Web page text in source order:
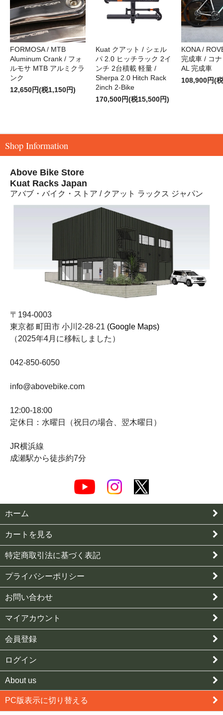
FORMOSA / MTB
Aluminum Crank / フォ
ルモサ MTB アルミクラ
ンク
12,650円(税1,150円)
Kuat クアット / シェル
パ 2.0 ヒッチラック 2イ
ンチ 2台積載 軽量 /
Sherpa 2.0 Hitch Rack
2inch 2-Bike
170,500円(税15,500円)
KONA /
完成車 / コ
AL 完成車
108,900円(
Shop Information
Above Bike Store
Kuat Racks Japan
アバブ・バイク・ストア / クアット ラックス ジャパン
〒194-0003
東京都 町田市 小川2-28-21 (Google Maps)
（2025年4月に移転しました）
042-850-6050
info@abovebike.com
12:00-18:00
定休日：水曜日（祝日の場合、翌木曜日）
JR横浜線
成瀬駅から徒歩約7分
ホーム
カートを見る
特定商取引法に基づく表記
プライバシーポリシー
お問い合わせ
マイアカウント
会員登録
ログイン
About us
PC版表示に切り替える